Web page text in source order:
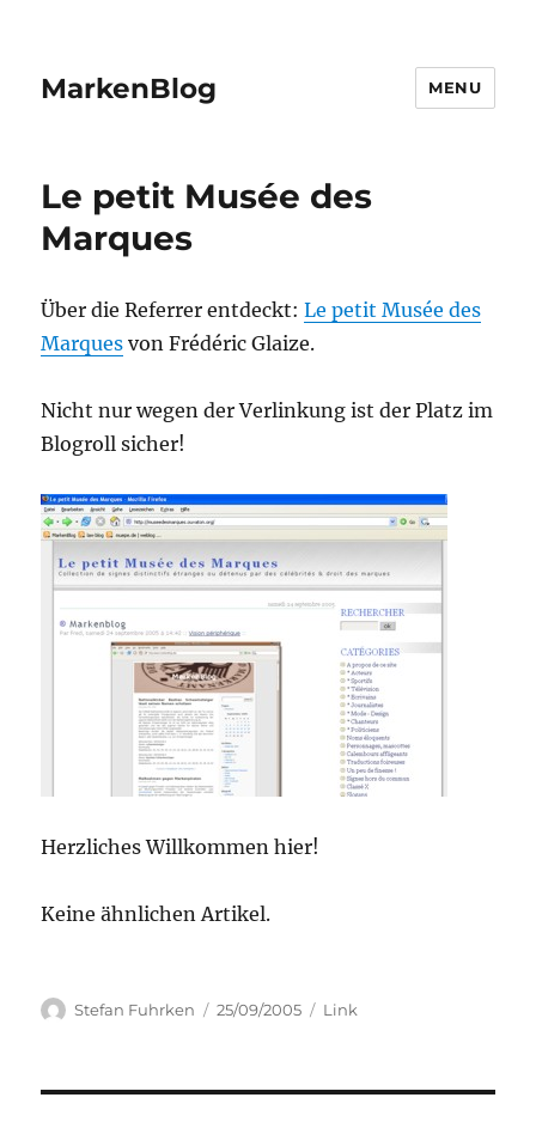
MarkenBlog MENU
Le petit Musée des
Marques
Über die Referrer entdeckt:Le petit Musée des
Marques von Frédéric Glaize.
Nicht nur wegen der Verlinkung ist der Platz im
Blogroll sicher!
Herzliches Willkommen hier!
Keine ähnlichen Artikel.
Author
Stefan Fuhrken
Posted
25/09/2005 Categories
Link